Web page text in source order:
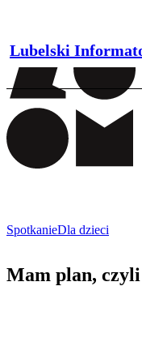
Lubelski
SpotkanieDla dzieci
Mam plan,